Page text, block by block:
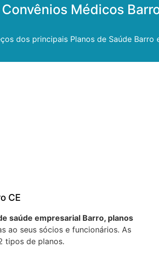
Médicos
dos principais Planos de Saúde Barro
CE
saúde empresarial Barro, planos
ao seus sócios e funcionários. As
tipos de planos.